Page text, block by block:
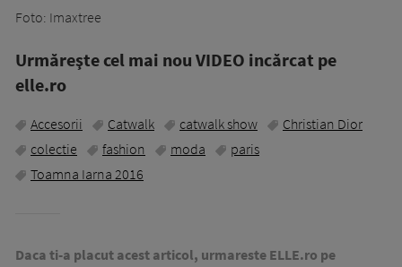
Foto: Imaxtree
Urmăreşte cel mai nou VIDEO incărcat pe
elle.ro
Accesorii Catwalk catwalk show
Christian Dior
colectie
fashion moda
paris
Toamna Iarna 2016
Daca ti-a placut acest articol, urmareste ELLE.ro pe